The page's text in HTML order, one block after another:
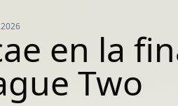
en la
Two